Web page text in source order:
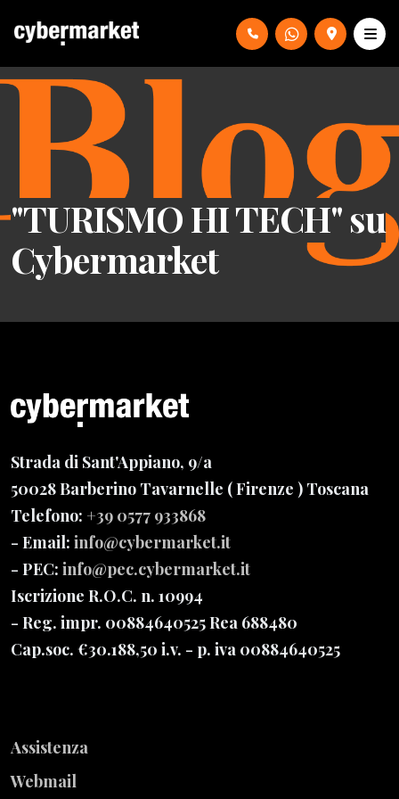
"TURISMO HI TECH" su
Cybermarket
Strada di Sant'Appiano, 9/a
50028 Barberino Tavarnelle ( Firenze ) Toscana
Telefono: +39 0577 933868
- Email: info@cybermarket.it
- PEC: info@pec.cybermarket.it
Iscrizione R.O.C. n. 10994
- Reg. impr. 00884640525 Rea 688480
Cap.soc. €30.188,50 i.v. - p. iva 00884640525
Assistenza
Webmail